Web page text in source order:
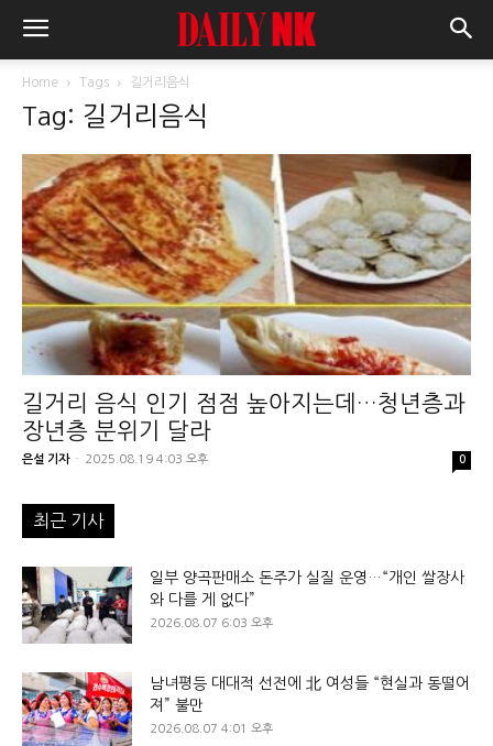
Home Tags 길거리음식
Tag: 길거리음식
길거리 음식 인기 점점 높아지는데…청년층과
장년층 분위기 달라
은설 기자 - 2025.08.19 4:03 오후 0
최근 기사
일부 양곡판매소 돈주가 실질 운영…“개인 쌀장사
와 다를 게 없다”
2026.08.07 6:03 오후
남녀평등 대대적 선전에 北 여성들 “현실과 동떨어
져” 불만
2026.08.07 4:01 오후